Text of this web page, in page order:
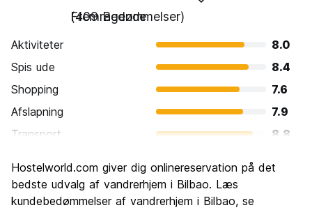
Fremragende
(409 Bedømmelser)
Aktiviteter
8.0
Spis ude
8.4
Shopping
7.6
Afslapning
7.9
Transport
8.8
Kultur
Fester
Hostelworld.com giver dig onlinereservation på det
bedste udvalg af vandrerhjem i Bilbao. Læs
kundebedømmelser af vandrerhjem i Bilbao, se